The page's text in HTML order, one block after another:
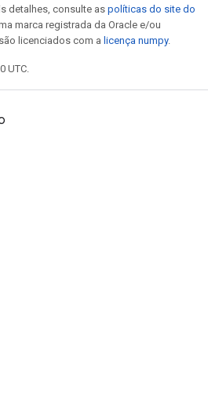
detalhes, consulte as políticas do site do
marca registrada da Oracle e/ou
licenciados com a licença numpy.
UTC.